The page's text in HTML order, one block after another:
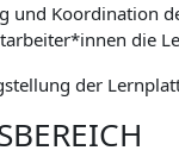
und Koordination
die
der